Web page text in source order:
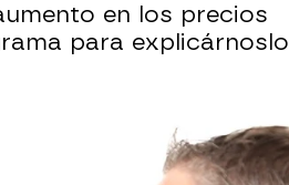
en los precios
para explicárnoslo